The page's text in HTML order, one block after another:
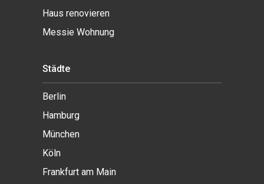
Haus renovieren
Messie Wohnung
Städte
Berlin
Hamburg
München
Köln
Frankfurt am Main